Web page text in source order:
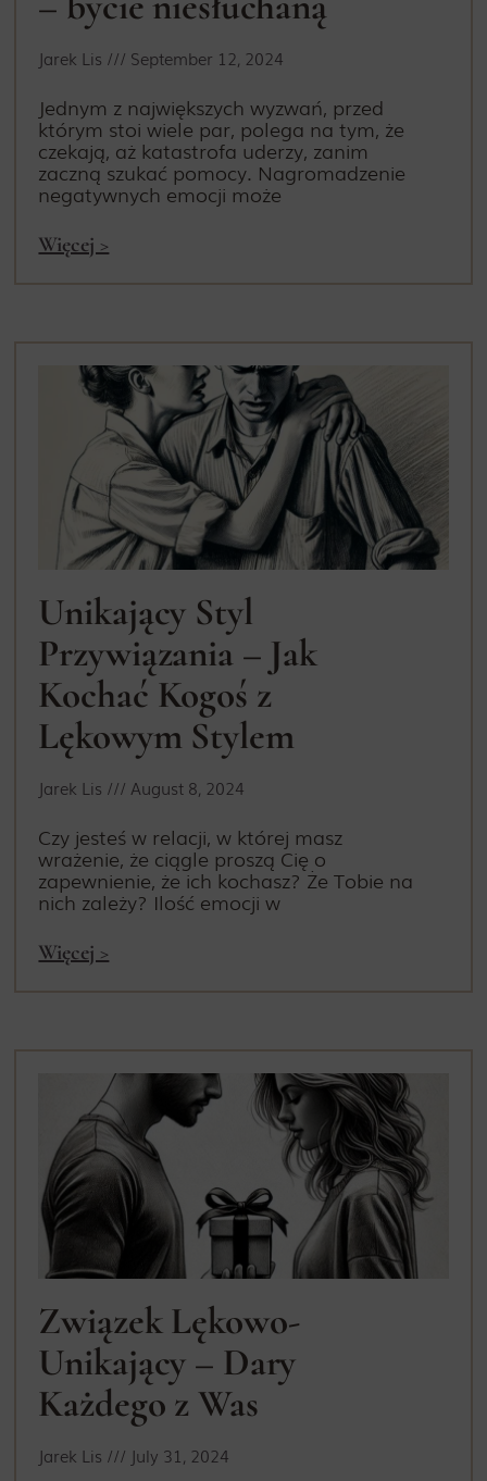
Jarek Lis September 12, 2024
Jednym z największych wyzwań, przed
którym stoi wiele par, polega na tym, że
czekają, aż katastrofa uderzy, zanim
zaczną szukać pomocy. Nagromadzenie
negatywnych emocji może
Więcej >
Unikający Styl
Przywiązania – Jak
Kochać Kogoś z
Lękowym Stylem
Jarek Lis August 8, 2024
Czy jesteś w relacji, w której masz
wrażenie, że ciągle proszą Cię o
zapewnienie, że ich kochasz? Że Tobie na
nich zależy? Ilość emocji w
Więcej >
Związek Lękowo-
Unikający – Dary
Każdego z Was
Jarek Lis July 31, 2024